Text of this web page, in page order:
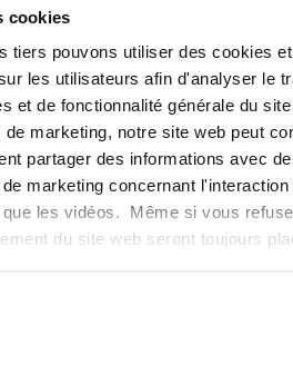
cookies
tiers pouvons utiliser des cookies
les utilisateurs afin d'analyser le
et de fonctionnalité générale du
marketing, notre site web peut
partager des informations avec
marketing concernant
les vidéos. Même si vous
du site web seront toujours
recevoir nos
et
ICI